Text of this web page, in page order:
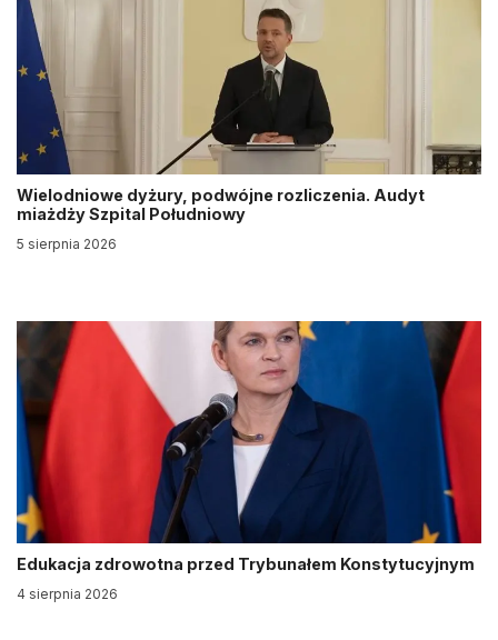
Wielodniowe dyżury, podwójne rozliczenia. Audyt
miażdży Szpital Południowy
5 sierpnia 2026
Edukacja zdrowotna przed Trybunałem Konstytucyjnym
4 sierpnia 2026